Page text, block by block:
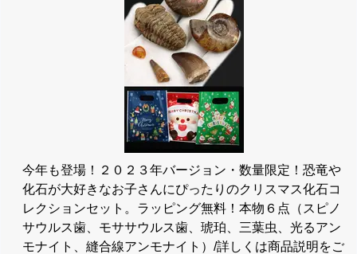
今年も登場！２０２３年バージョン・数量限定！恐竜や
化石が大好きなお子さんにぴったりのクリスマス化石コ
レクションセット。ラッピング無料！本物６点（スピノ
サウルス歯、モササウルス歯、琥珀、三葉虫、光るアン
モナイト、縫合線アンモナイト）/詳しくは商品説明をご